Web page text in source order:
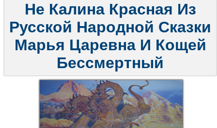
Не Калина Красная Из
Русской Народной Сказки
Марья Царевна И Кощей
Бессмертный